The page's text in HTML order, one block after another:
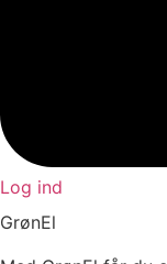
Log ind
GrønEl